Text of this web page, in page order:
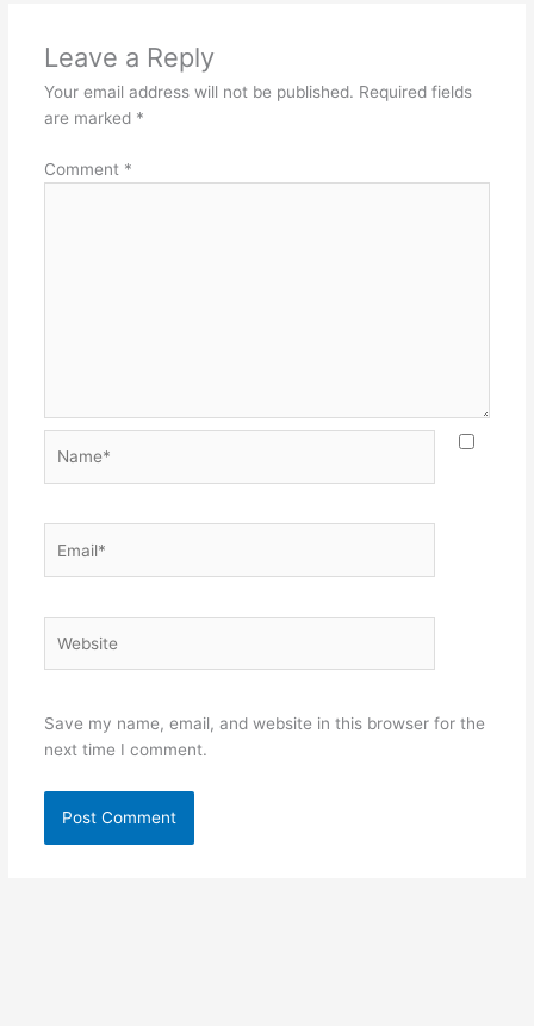
Leave a Reply
Your email address will not be published. Required fields
are marked *
Comment *
Save my name, email, and website in this browser for the
next time I comment.